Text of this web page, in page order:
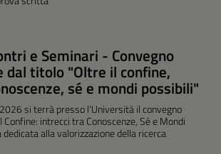
e Seminari - Convegno
titolo "Oltre il confine,
sé e mondi possibili"
si terrà presso l'Università il convegno
intrecci tra Conoscenze, Sé e Mondi
alla valorizzazione della ricerca